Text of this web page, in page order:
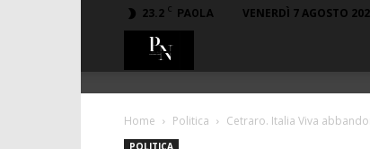
23.2 C PAOLA VENERDÌ 7 AGOSTO
Home Politica Cetraro. Italia Viva
POLITICA